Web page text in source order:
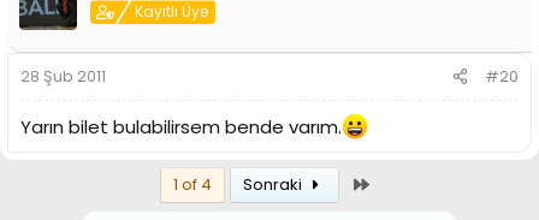
Kayıtlı Üye
28 Şub 2011 #20
Yarın bilet bulabilirsem bende varım.
1 of 4 Sonraki